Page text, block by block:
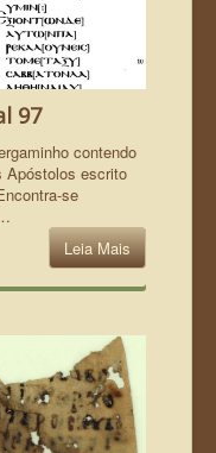
97
contendo
Apóstolos escrito
se
Leia Mais